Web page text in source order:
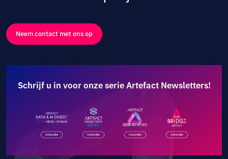
Neem contact met ons op
Schrijf u in voor onze serie Artefact Newsletters!